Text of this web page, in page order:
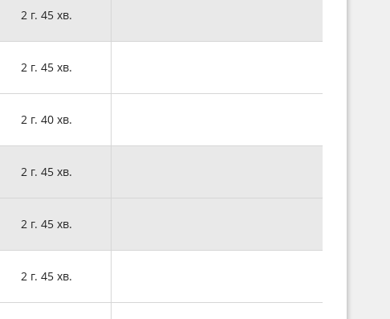
2 г. 45 хв.
2 г. 45 хв.
2 г. 40 хв.
2 г. 45 хв.
2 г. 45 хв.
2 г. 45 хв.